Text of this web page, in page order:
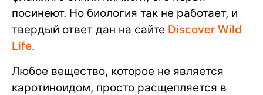
посинеют. Но биология так не работает, и
твердый ответ дан на сайте Discover Wild
Life.
Любое вещество, которое не является
каротиноидом, просто расщепляется в